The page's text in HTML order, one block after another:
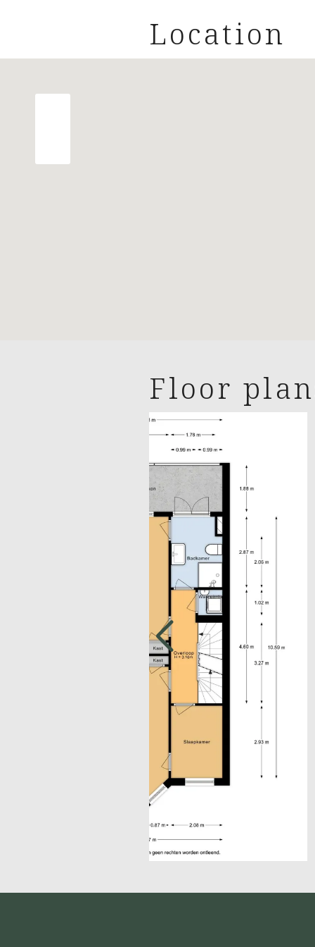
Netherlands and one of the
Situated in the desirable
The lively shopping streets
all close by. Schools and
Second floor: hallway with 2
approx. 4.60 x 3.80 with
· Year of construction: 1914
· Living area: approx. 205 m²
· Freehold land
· Partially double glazed windows
· Central heating installation
· Energy label with energy advice
· Age and materials clauses apply
Location
Floor